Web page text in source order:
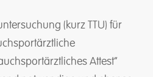
(kurz TTU) für
Attest“